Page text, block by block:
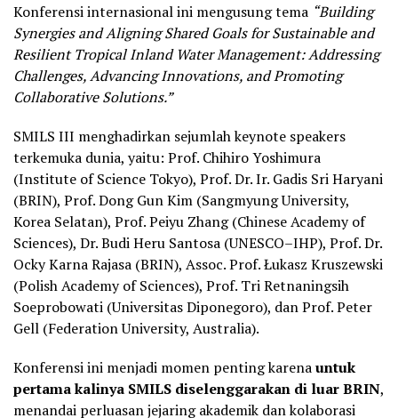
Konferensi internasional ini mengusung tema “Building
Synergies and Aligning Shared Goals for Sustainable and
Resilient Tropical Inland Water Management: Addressing
Challenges, Advancing Innovations, and Promoting
Collaborative Solutions.”
SMILS III menghadirkan sejumlah keynote speakers
terkemuka dunia, yaitu: Prof. Chihiro Yoshimura
(Institute of Science Tokyo), Prof. Dr. Ir. Gadis Sri Haryani
(BRIN), Prof. Dong Gun Kim (Sangmyung University,
Korea Selatan), Prof. Peiyu Zhang (Chinese Academy of
Sciences), Dr. Budi Heru Santosa (UNESCO–IHP), Prof. Dr.
Ocky Karna Rajasa (BRIN), Assoc. Prof. Łukasz Kruszewski
(Polish Academy of Sciences), Prof. Tri Retnaningsih
Soeprobowati (Universitas Diponegoro), dan Prof. Peter
Gell (Federation University, Australia).
Konferensi ini menjadi momen penting karenauntuk
pertama kalinya SMILS diselenggarakan di luar BRIN,
menandai perluasan jejaring akademik dan kolaborasi